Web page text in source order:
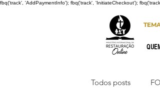
fbq('track', 'AddPaymentInfo'); fbq('track', 'InitiateCheckout');
Todos posts